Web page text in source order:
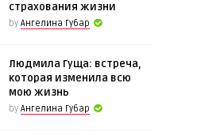
страхования жизни
by Ангелина Губар
Людмила Гуща: встреча,
которая изменила всю
мою жизнь
by Ангелина Губар